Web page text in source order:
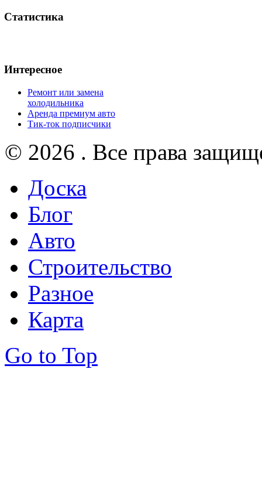
Статистика
Интересное
Ремонт или замена
холодильника
Аренда премиум авто
Тик-ток подписчики
© 2026 . Все права
Доска
Блог
Авто
Строительство
Разное
Карта
Go to Top